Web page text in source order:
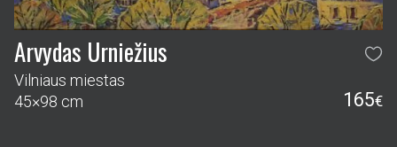
Arvydas Urniežius
Vilniaus miestas
45×98 cm
165€